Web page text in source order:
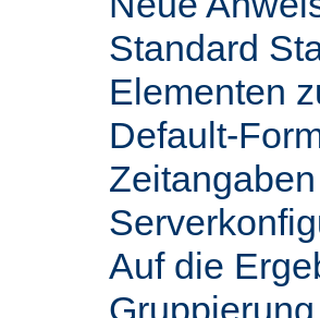
Standard
Elementen
Default-
Auf die